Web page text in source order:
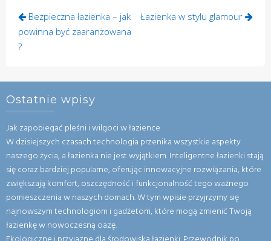
Nawigacja
wpisu
Bezpieczna łazienka – jak
powinna być zaaranżowana
?
Łazienka w stylu glamour
Ostatnie wpisy
Jak zapobiegać pleśni i wilgoci w łazience
W dzisiejszych czasach technologia przenika wszystkie aspekty
naszego życia, a łazienka nie jest wyjątkiem. Inteligentne łazienki stają
się coraz bardziej popularne, oferując innowacyjne rozwiązania, które
zwiększają komfort, oszczędność i funkcjonalność tego ważnego
pomieszczenia w naszych domach. W tym wpisie przyjrzymy się
najnowszym technologiom i gadżetom, które mogą zmienić Twoją
łazienkę w nowoczesną oazę.